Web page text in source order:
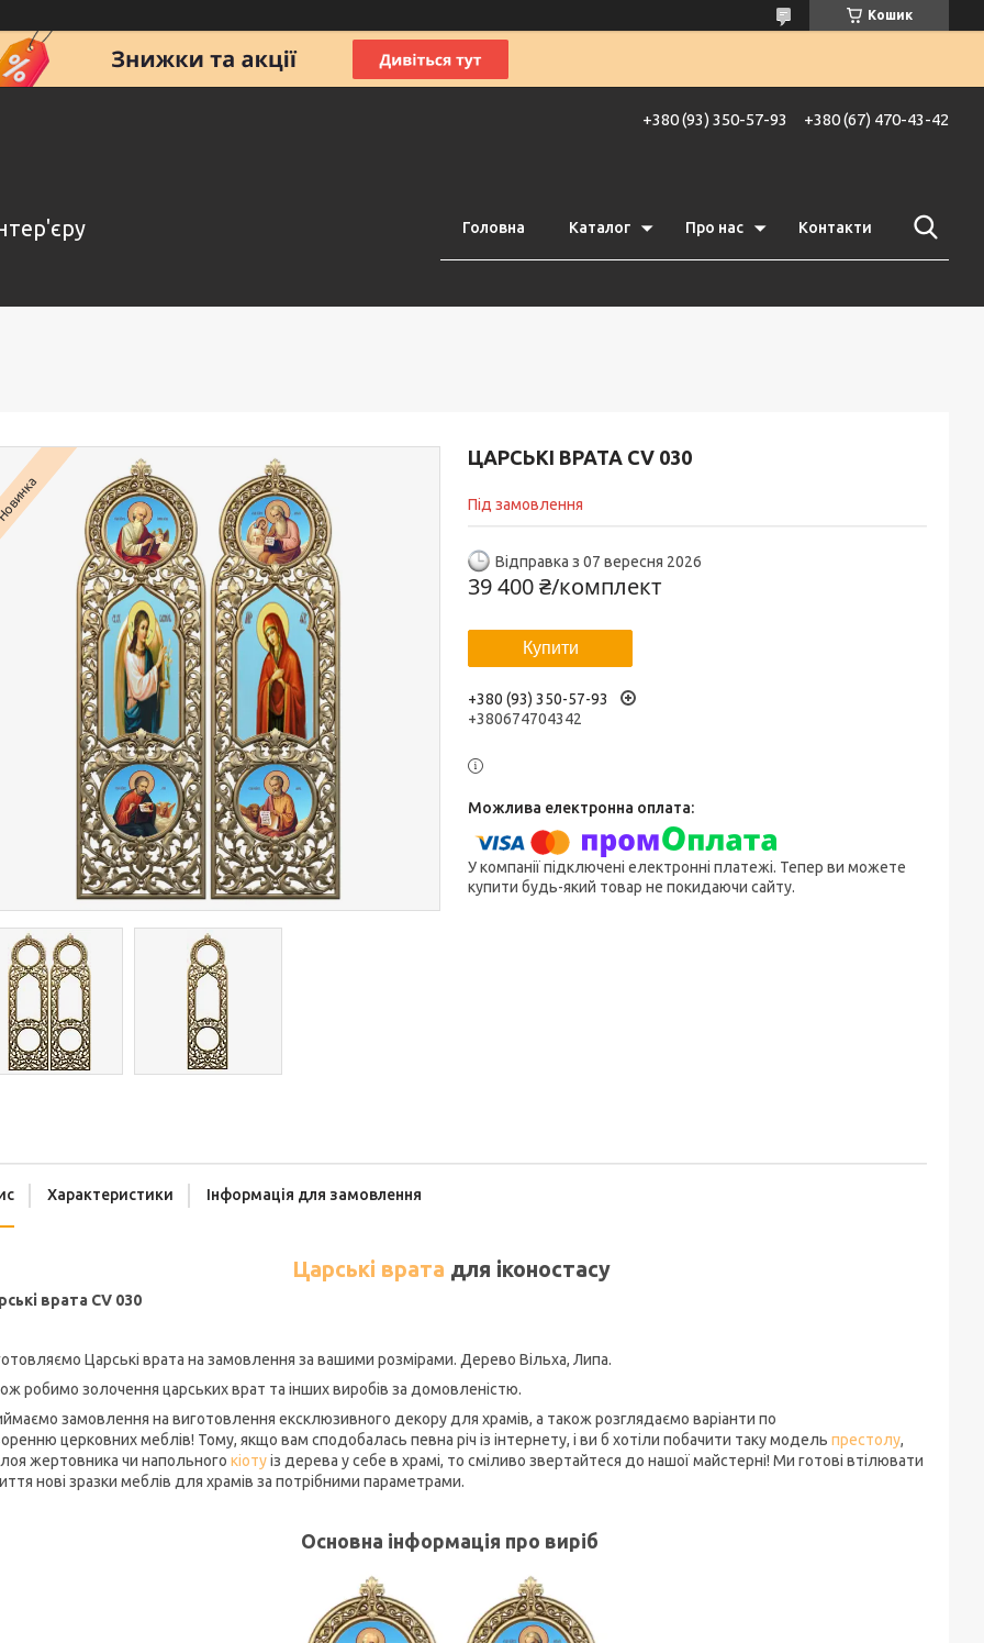
Кошик
+380 (93) 350-57-93 +380 (67) 470-43-42
Головна Каталог Про нас Контакти
ЦАРСЬКІ ВРАТА CV 030
Під замовлення
Відправка з 07 вересня 2026
39 400 ₴/комплект
Купити
+380 (93) 350-57-93
+380674704342
У компанії підключені електронні платежі. Тепер ви можете
купити будь-який товар не покидаючи сайту.
Характеристики Інформація для замовлення
Царські врата для іконостасу
врата CV 030
Царські врата на замовлення за вашими розмірами. Дерево Вільха, Липа.
робимо золочення царських врат та інших виробів за домовленістю.
замовлення на виготовлення ексклюзивного декору для храмів, а також розглядаємо варіанти по
церковних меблів! Тому, якщо вам сподобалась певна річ із інтернету, і ви б хотіли побачити таку модель престолу,
жертовника чи напольного кіотуіз дерева у себе в храмі, то сміливо звертайтеся до нашої майстерні! Ми готові втілювати
нові зразки меблів для храмів за потрібними параметрами.
Основна інформація про виріб